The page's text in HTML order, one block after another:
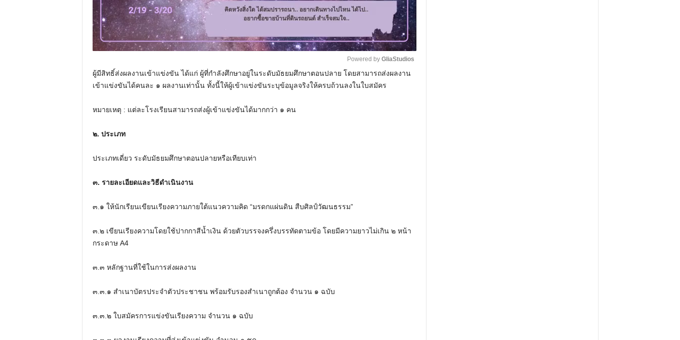
M
Powered by GliaStudios
ผู้มีสิทธิ์ส่งผลงานเข้าแข่งขัน ได้แก่ ผู้ที่กำลังศึกษาอยู่ในระดับมัธยมศึกษาตอนปลาย โดยสามารถส่งผลงาน
เข้าแข่งขันได้คนละ ๑ ผลงานเท่านั้น ทั้งนี้ให้ผู้เข้าแข่งขันระบุข้อมูลจริงให้ครบถ้วนลงในใบสมัคร
หมายเหตุ : แต่ละโรงเรียนสามารถส่งผู้เข้าแข่งขันได้มากกว่า ๑ คน
๒. ประเภท
ประเภทเดี่ยว ระดับมัธยมศึกษาตอนปลายหรือเทียบเท่า
๓. รายละเอียดและวิธีดำเนินงาน
๓.๑ ให้นักเรียนเขียนเรียงความภายใต้แนวความคิด “มรดกแผ่นดิน สืบศิลป์วัฒนธรรม”
๓.๒ เขียนเรียงความโดยใช้ปากกาสีน้ำเงิน ด้วยตัวบรรจงครึ่งบรรทัดตามข้อ โดยมีความยาวไม่เกิน ๒ หน้า
กระดาษ A4
๓.๓ หลักฐานที่ใช้ในการส่งผลงาน
๓.๓.๑ สำเนาบัตรประจำตัวประชาชน พร้อมรับรองสำเนาถูกต้อง จำนวน ๑ ฉบับ
๓.๓.๒ ใบสมัครการแข่งขันเรียงความ จำนวน ๑ ฉบับ